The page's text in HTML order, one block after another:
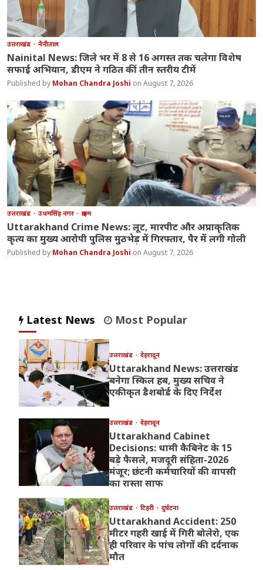
उत्तराखंड नैनीताल
Nainital News: जिले भर में 8 से 16 अगस्त तक चलेगा विशेष
सफाई अभियान, डीएम ने गठित कीं तीन स्तरीय टीमें
Mohan Chandra Joshi August 7, 2026
उत्तराखंड उधमसिंह नगर क्राइम
Uttarakhand Crime News: लूट, मारपीट और अप्राकृतिक
कृत्य का मुख्य आरोपी पुलिस मुठभेड़ में गिरफ्तार, पैर में लगी गोली
Mohan Chandra Joshi August 7, 2026
Latest News Most Popular
उत्तराखंड देहरादून
Uttarakhand News: उत्तराखंड
बनेगा स्किल हब, मुख्य सचिव ने
एकीकृत डैशबोर्ड के दिए निर्देश
उत्तराखंड देहरादून
Uttarakhand Cabinet
Decisions: धामी कैबिनेट के 15
बड़े फैसले, मजदूरी संहिता-2026
मंजूर; छंटनी कर्मचारियों की वापसी
का रास्ता साफ
उत्तराखंड टिहरी दुर्घटना
Uttarakhand Accident: 250
मीटर गहरी खाई में गिरी बोलेरो, एक
ही परिवार के पांच लोगों की दर्दनाक
मौत